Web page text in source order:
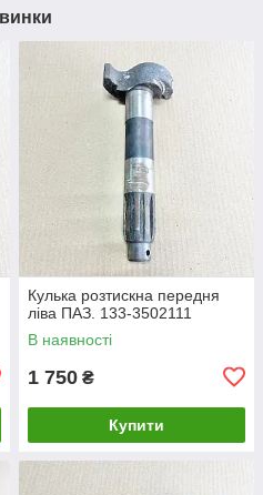
Кулька розтискна передня
ліва ПАЗ. 133-3502111
В наявності
1 750 ₴
Купити